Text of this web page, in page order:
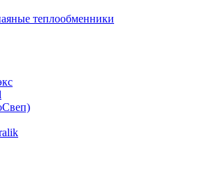
теплообменники